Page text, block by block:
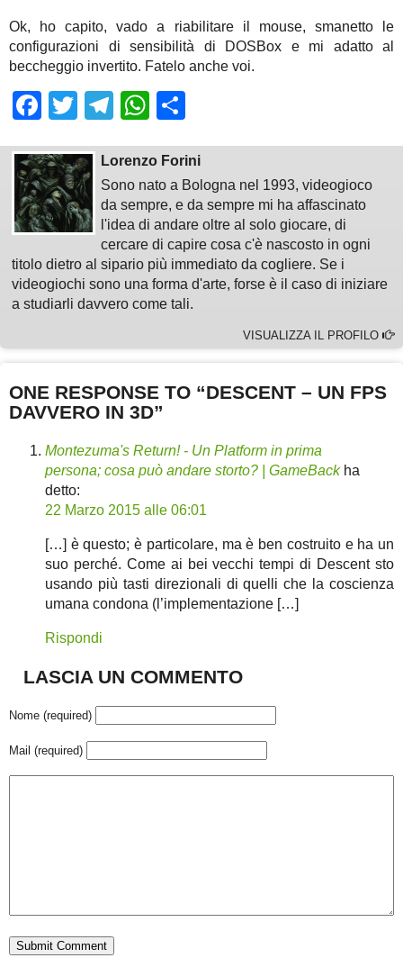
Ok, ho capito, vado a riabilitare il mouse, smanetto le
configurazioni di sensibilità di DOSBox e mi adatto al
beccheggio invertito. Fatelo anche voi.
Facebook
TwitterTelegram
WhatsApp
Lorenzo Forini
Sono nato a Bologna nel 1993, videogioco
da sempre, e da sempre mi ha affascinato
l'idea di andare oltre al solo giocare, di
cercare di capire cosa c'è nascosto in ogni
titolo dietro al sipario più immediato da cogliere. Se i
videogiochi sono una forma d'arte, forse è il caso di iniziare
a studiarli davvero come tali.
VISUALIZZA IL PROFILO
ONE RESPONSE TO “DESCENT – UN FPS
DAVVERO IN 3D”
Montezuma's Return! - Un Platform in prima
persona; cosa può andare storto? | GameBack ha
detto:
22 Marzo 2015 alle 06:01
[…] è questo; è particolare, ma è ben costruito e ha un
suo perché. Come ai bei vecchi tempi di Descent sto
usando più tasti direzionali di quelli che la coscienza
umana condona (l’implementazione […]
Rispondi
LASCIA UN COMMENTO
Nome (required)
Mail (required)